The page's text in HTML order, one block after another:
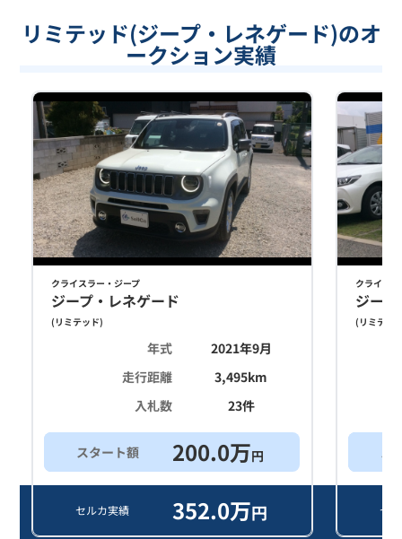
リミテッド(ジープ・レネゲード)のオ
ークション実績
クライスラー・ジープ
ジープ・レネゲード
( リミテッド)
年式
2021年9月
走行距離
3,495km
入札数
23件
スタート額 200.0万円
セルカ実績 352.0万円
クライス
ジー
( リミテッ
ス
セ